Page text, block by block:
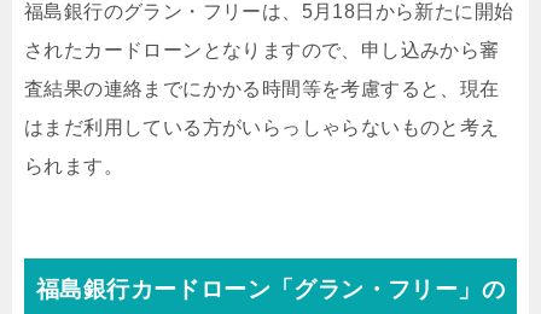
福島銀行のグラン・フリーは、5月18日から新たに開始
されたカードローンとなりますので、申し込みから審
査結果の連絡までにかかる時間等を考慮すると、現在
はまだ利用している方がいらっしゃらないものと考え
られます。
福島銀行カードローン「グラン・フリー」の